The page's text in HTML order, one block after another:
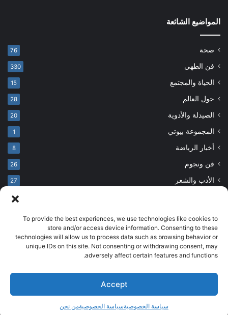
To provide the best experiences, we use technologies like cookies to
store and/or access device information. Consenting to these
technologies will allow us to process data such as browsing behavior or
unique IDs on this site. Not consenting or withdrawing consent, may
adversely affect certain features and functions.
Accept
سياسة الخصوصيةسياسة الخصوصيةمن نحن
المواضيع الشائعة
صحة 76
فن الطهي 330
الحياة والمجتمع 15
حول العالم 28
الصيدلة والأدوية 20
المجموعة بيوتي 1
أخبار الرياضة 8
فن ونجوم 26
الأدب والشعر 27
© حقوق النشر 2026، جميع الحقوق محفوظة
developed by salehsounbol.com
الرئيسية
من نحن إخلاء مسؤولية اتصل بنا
انضم لفريقنا
فيسبوكبينتيريستانستقرامتيلقرام‫TikTok